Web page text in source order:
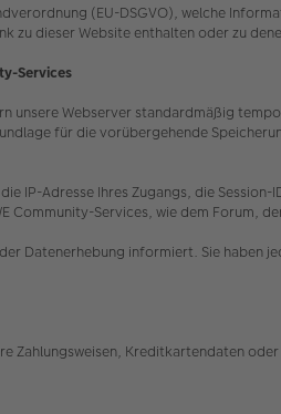
(EU-DSGVO), welche
zu dieser Website enthalten oder zu
Services
unsere Webserver standardmäßig
für die vorübergehende
IP-Adresse Ihres Zugangs, die
Community-Services, wie dem Forum,
Datenerhebung informiert. Sie
Zahlungsweisen, Kreditkartendaten